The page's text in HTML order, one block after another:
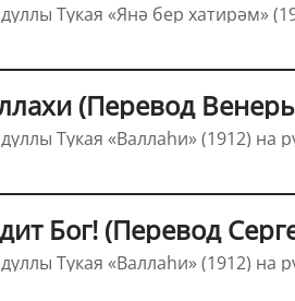
Тукая «Янә бер хатирәм»
(Перевод
Тукая «Валлаһи» (1912) на
Бог! (Перевод
Тукая «Валлаһи» (1912) на